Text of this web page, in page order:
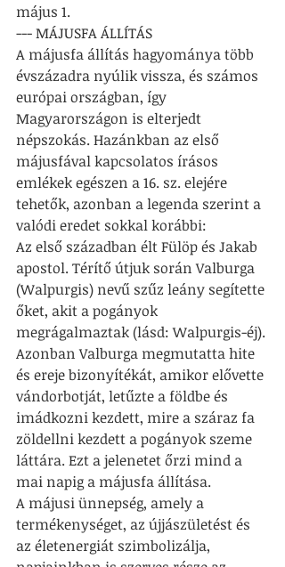
május 1.
--- MÁJUSFA ÁLLÍTÁS
A májusfa állítás hagyománya több
évszázadra nyúlik vissza, és számos
európai országban, így
Magyarországon is elterjedt
népszokás. Hazánkban az első
májusfával kapcsolatos írásos
emlékek egészen a 16. sz. elejére
tehetők, azonban a legenda szerint a
valódi eredet sokkal korábbi:
Az első században élt Fülöp és Jakab
apostol. Térítő útjuk során Valburga
(Walpurgis) nevű szűz leány segítette
őket, akit a pogányok
megrágalmaztak (lásd: Walpurgis-éj).
Azonban Valburga megmutatta hite
és ereje bizonyítékát, amikor elővette
vándorbotját, letűzte a földbe és
imádkozni kezdett, mire a száraz fa
zöldellni kezdett a pogányok szeme
láttára. Ezt a jelenetet őrzi mind a
mai napig a májusfa állítása.
A májusi ünnepség, amely a
termékenységet, az újjászületést és
az életenergiát szimbolizálja,